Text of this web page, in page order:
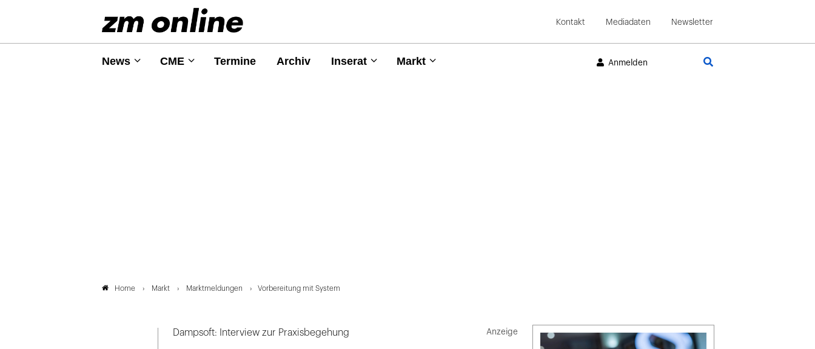
Kontakt Mediadaten Newsletter
News CME Termine Archiv Inserat Markt Anmelden
Home Markt Marktmeldungen Vorbereitung mit System
Dampsoft: Interview zur Praxisbegehung